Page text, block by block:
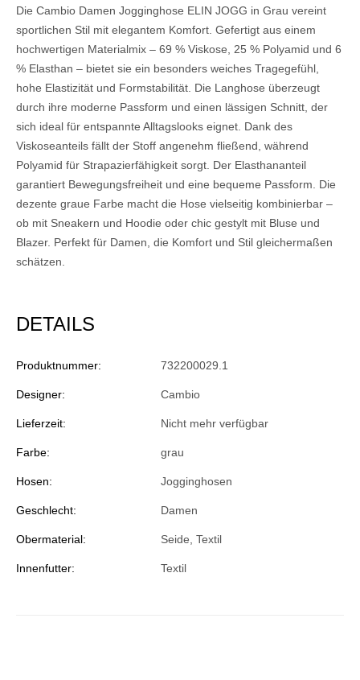
Die Cambio Damen Jogginghose ELIN JOGG in Grau vereint
sportlichen Stil mit elegantem Komfort. Gefertigt aus einem
hochwertigen Materialmix – 69 % Viskose, 25 % Polyamid und 6
% Elasthan – bietet sie ein besonders weiches Tragegefühl,
hohe Elastizität und Formstabilität. Die Langhose überzeugt
durch ihre moderne Passform und einen lässigen Schnitt, der
sich ideal für entspannte Alltagslooks eignet. Dank des
Viskoseanteils fällt der Stoff angenehm fließend, während
Polyamid für Strapazierfähigkeit sorgt. Der Elasthananteil
garantiert Bewegungsfreiheit und eine bequeme Passform. Die
dezente graue Farbe macht die Hose vielseitig kombinierbar –
ob mit Sneakern und Hoodie oder chic gestylt mit Bluse und
Blazer. Perfekt für Damen, die Komfort und Stil gleichermaßen
schätzen.
DETAILS
Produktnummer: 732200029.1
Designer: Cambio
Lieferzeit: Nicht mehr verfügbar
Farbe: grau
Hosen: Jogginghosen
Geschlecht: Damen
Obermaterial: Seide, Textil
Innenfutter: Textil